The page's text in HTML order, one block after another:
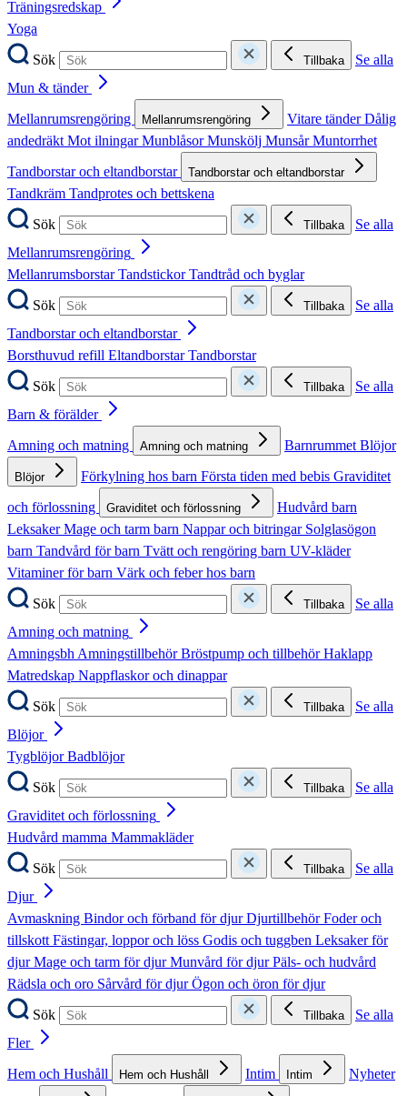
Träningsredskap
Yoga
Sök
Tillbaka
Se alla
Mun & tänder
Mellanrumsrengöring
Mellanrumsrengöring Vitare tänderDålig
andedräktMot ilningarMunblåsorMunskölj MunsårMuntorrhet
Tandborstar och eltandborstar
Tandborstar och eltandborstar
Tandkräm Tandprotes och bettskena
Sök
Tillbaka
Se alla
Mellanrumsrengöring
MellanrumsborstarTandstickorTandtråd och byglar
Sök
Tillbaka
Se alla
Tandborstar och eltandborstar
Borsthuvud refill EltandborstarTandborstar
Sök
Tillbaka
Se alla
Barn & förälder
Amning och matning
Amning och matning BarnrummetBlöjor
Blöjor Förkylning hos barn Första tiden med bebis Graviditet
och förlossning
Graviditet och förlossning
Hudvård barn
LeksakerMage och tarm barn Nappar och bitringar Solglasögon
barn Tandvård för barn Tvätt och rengöring barn UV-kläder
Vitaminer för barn Värk och feber hos barn
Sök
Tillbaka
Se alla
Amning och matning
AmningsbhAmningstillbehörBröstpump och tillbehörHaklapp
Matredskap Nappflaskor och dinappar
Sök
Tillbaka
Se alla
Blöjor
TygblöjorBadblöjor
Sök
Tillbaka
Se alla
Graviditet och förlossning
Hudvård mamma Mammakläder
Sök
Tillbaka
Se alla
Djur
Avmaskning Bindor och förband för djurDjurtillbehörFoder och
tillskottFästingar, loppor och löss Godis och tuggben Leksaker för
djurMage och tarm för djurMunvård för djurPäls- och hudvård
Rädsla och oro Sårvård för djurÖgon och öron för djur
Sök
Tillbaka
Se alla
Fler
Hem och Hushåll
Hem och Hushåll Intim Intim
Nyheter